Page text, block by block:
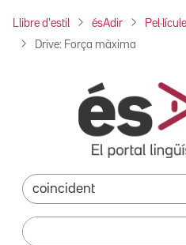
Llibre d'estil ésAdir
Drive: Força màxima